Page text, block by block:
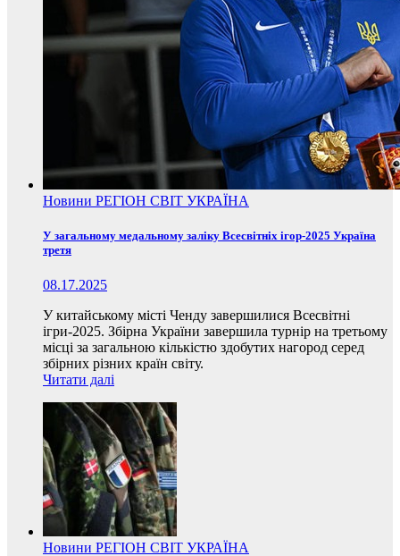
Новини РЕГІОН СВІТ УКРАЇНА
У загальному медальному заліку Всесвітніх ігор-2025 Україна
третя
08.17.2025
У китайському місті Ченду завершилися Всесвітні
ігри-2025. Збірна України завершила турнір на третьому
місці за загальною кількістю здобутих нагород серед
збірних різних країн світу.
Читати далі
Новини РЕГІОН СВІТ УКРАЇНА